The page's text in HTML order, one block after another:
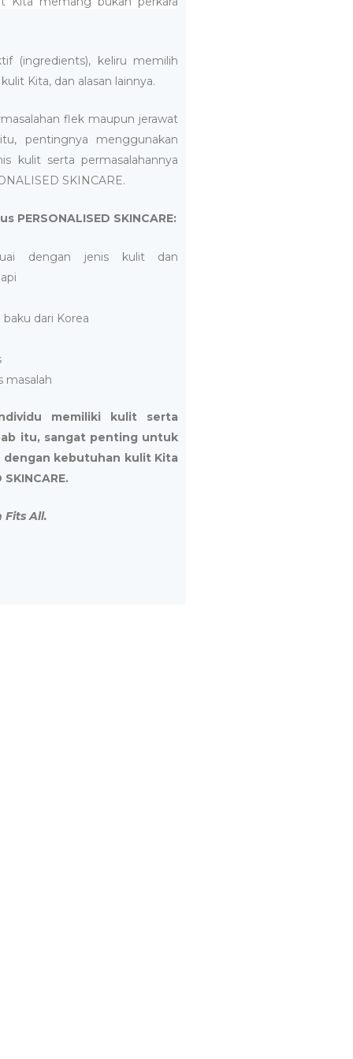
(ingredients), keliru memilih
Kita, dan alasan lainnya.
flek maupun jerawat
pentingnya menggunakan
kulit serta permasalahannya
SKINCARE.
SKINCARE:
dengan jenis kulit dan
dari Korea
masalah
memiliki kulit serta
itu, sangat penting untuk
dengan kebutuhan kulit Kita
Fits All.